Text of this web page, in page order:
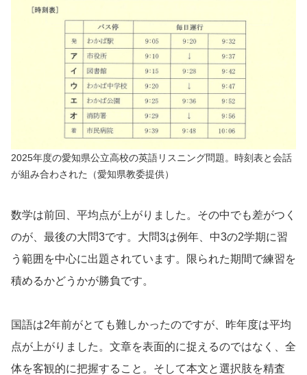
2025年度の愛知県公立高校の英語リスニング問題。時刻表と会話
が組み合わされた（愛知県教委提供）
数学は前回、平均点が上がりました。その中でも差がつく
のが、最後の大問3です。大問3は例年、中3の2学期に習
う範囲を中心に出題されています。限られた期間で練習を
積めるかどうかが勝負です。
国語は2年前がとても難しかったのですが、昨年度は平均
点が上がりました。文章を表面的に捉えるのではなく、全
体を客観的に把握すること。そして本文と選択肢を精査